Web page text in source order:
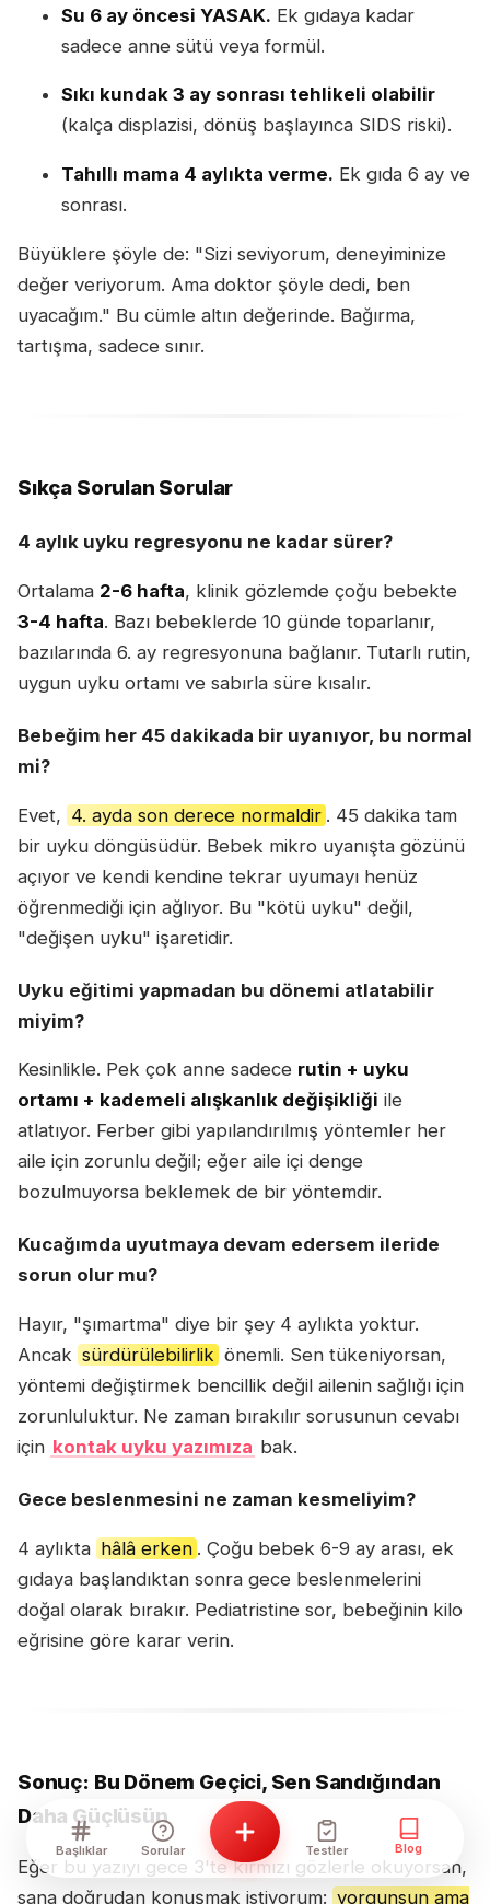
Su 6 ay öncesi YASAK. Ek gıdaya kadar
sadece anne sütü veya formül.
Sıkı kundak 3 ay sonrası tehlikeli olabilir
(kalça displazisi, dönüş başlayınca SIDS riski).
Tahıllı mama 4 aylıkta verme. Ek gıda 6 ay ve
sonrası.
Büyüklere şöyle de: "Sizi seviyorum, deneyiminize
değer veriyorum. Ama doktor şöyle dedi, ben
uyacağım." Bu cümle altın değerinde. Bağırma,
tartışma, sadece sınır.
Sıkça Sorulan Sorular
4 aylık uyku regresyonu ne kadar sürer?
Ortalama 2-6 hafta, klinik gözlemde çoğu bebekte
3-4 hafta. Bazı bebeklerde 10 günde toparlanır,
bazılarında 6. ay regresyonuna bağlanır. Tutarlı rutin,
uygun uyku ortamı ve sabırla süre kısalır.
Bebeğim her 45 dakikada bir uyanıyor, bu normal
mi?
Evet, 4. ayda son derece normaldir . 45 dakika tam
bir uyku döngüsüdür. Bebek mikro uyanışta gözünü
açıyor ve kendi kendine tekrar uyumayı henüz
öğrenmediği için ağlıyor. Bu "kötü uyku" değil,
"değişen uyku" işaretidir.
Uyku eğitimi yapmadan bu dönemi atlatabilir
miyim?
Kesinlikle. Pek çok anne sadece rutin + uyku
ortamı + kademeli alışkanlık değişikliği ile
atlatıyor. Ferber gibi yapılandırılmış yöntemler her
aile için zorunlu değil; eğer aile içi denge
bozulmuyorsa beklemek de bir yöntemdir.
Kucağımda uyutmaya devam edersem ileride
sorun olur mu?
Hayır, "şımartma" diye bir şey 4 aylıkta yoktur.
Ancak sürdürülebilirlik önemli. Sen tükeniyorsan,
yöntemi değiştirmek bencillik değil ailenin sağlığı için
zorunluluktur. Ne zaman bırakılır sorusunun cevabı
için kontak uyku yazımıza bak.
Gece beslenmesini ne zaman kesmeliyim?
4 aylıkta hâlâ erken . Çoğu bebek 6-9 ay arası, ek
gıdaya başlandıktan sonra gece beslenmelerini
doğal olarak bırakır. Pediatristine sor, bebeğinin kilo
eğrisine göre karar verin.
Sonuç: Bu Dönem Geçici, Sen Sandığından
Daha Güçlüsün
Eğer bu yazıyı gece 3'te kırmızı gözlerle okuyorsan,
sana doğrudan konuşmak istiyorum: yorgunsun ama
Başlıklar Sorular Testler Blog